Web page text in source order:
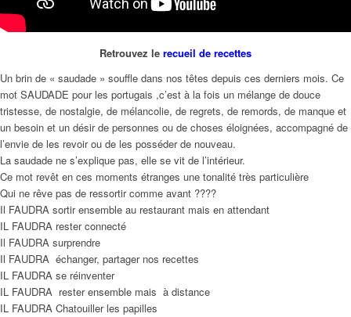
Retrouvez le recueil de recettes
Un brin de « saudade » souffle dans nos têtes depuis ces derniers mois. Ce
mot SAUDADE pour les portugais ,c’est à la fois un mélange de douce
tristesse, de nostalgie, de mélancolie, de regrets, de remords, de manque et
un besoin et un désir de personnes ou de choses éloignées, accompagné de
l’envie de les revoir ou de les posséder de nouveau.
La saudade ne s’explique pas, elle se vit de l’intérieur.
Ce mot revêt en ces moments étranges une tonalité très particulière
Qui ne rêve pas de ressortir comme avant ????
Il FAUDRA sortir ensemble au restaurant mais en attendant
IL FAUDRA rester connecté
Il FAUDRA surprendre
Il FAUDRA échanger, partager nos recettes
IL FAUDRA se réinventer
IL FAUDRA rester ensemble mais à distance
IL FAUDRA Chatouiller les papilles